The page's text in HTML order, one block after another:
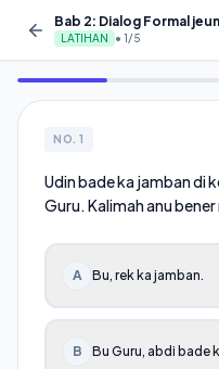
Bab 2: Dialog Formal
LATIHAN • 1/5
NO. 1
Udin bade ka jamban di
Guru. Kalimah anu
A Bu, rek ka jamban.
B Bu Guru, abdi bade